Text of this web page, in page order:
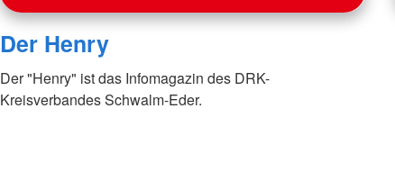
Der Henry
Der "Henry" ist das Infomagazin des DRK-
Kreisverbandes Schwalm-Eder.